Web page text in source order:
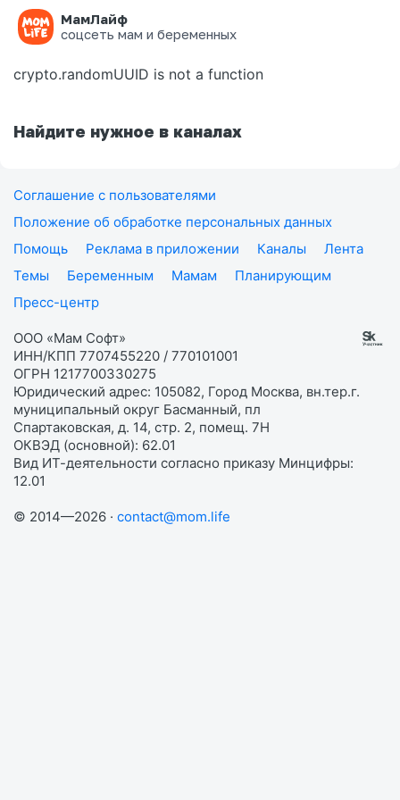
МамЛайф
соцсеть мам и беременных
Ошибка на странице
crypto.randomUUID is not a function
Найдите нужное в каналах
Соглашение с пользователями
Положение об обработке персональных данных
Помощь
Реклама в приложении Каналы
Лента
Темы
Беременным Мамам
Планирующим
Пресс-центр
ООО «Мам Софт»
ИНН/КПП 7707455220 / 770101001
ОГРН 1217700330275
Юридический адрес: 105082, Город Москва, вн.тер.г.
муниципальный округ Басманный, пл
Спартаковская, д. 14, стр. 2, помещ. 7Н
ОКВЭД (основной): 62.01
Вид ИТ-деятельности согласно приказу Минцифры:
12.01
© 2014—2026 · contact@mom.life